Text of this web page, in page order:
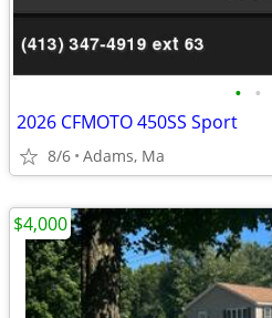
• •
2026 CFMOTO 450SS Sport
8/6 Adams, Ma
$4,000